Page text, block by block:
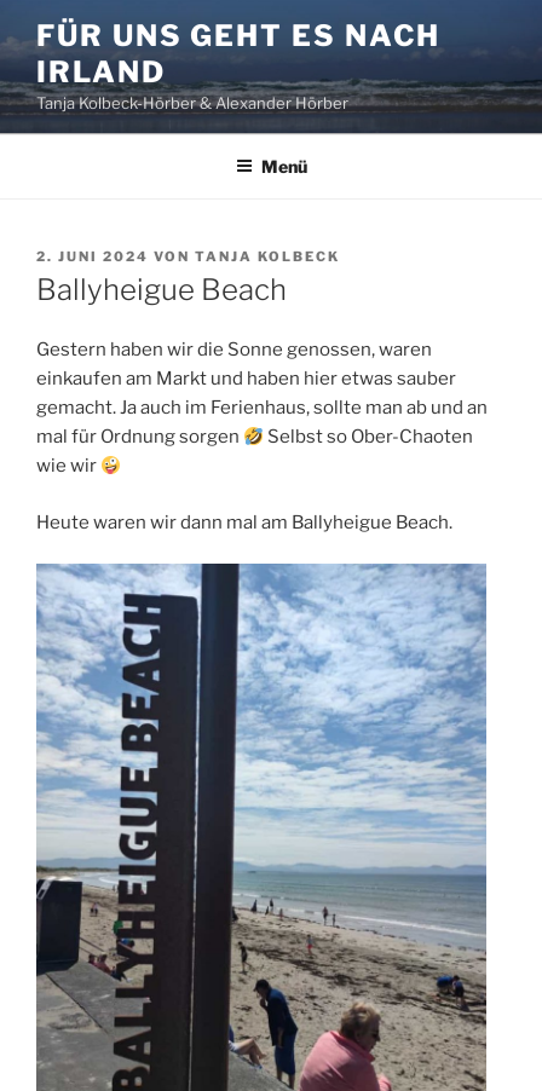
Inhalt
springen
FÜR UNS GEHT ES NACH
IRLAND
Tanja Kolbeck-Hörber & Alexander Hörber
Menü
VERÖFFENTLICHT
AM
2. JUNI 2024 VON TANJA KOLBECK
Ballyheigue Beach
Gestern haben wir die Sonne genossen, waren
einkaufen am Markt und haben hier etwas sauber
gemacht. Ja auch im Ferienhaus, sollte man ab und an
mal für Ordnung sorgen
Selbst so Ober-Chaoten
wie wir
Heute waren wir dann mal am Ballyheigue Beach.